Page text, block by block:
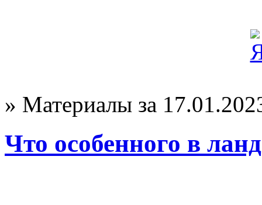
» Материалы за
Что особенного в